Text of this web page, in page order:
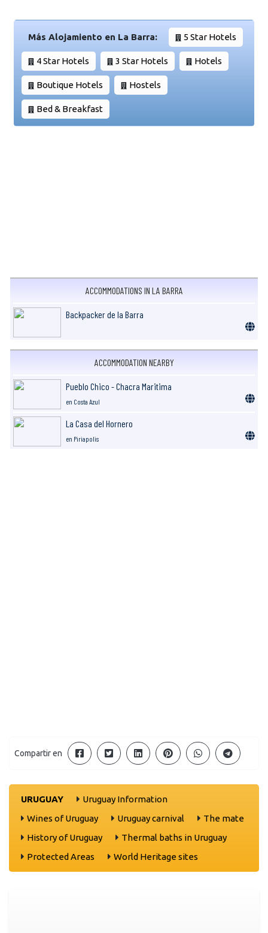
Más Alojamiento en La Barra: 5 Star Hotels
4 Star Hotels 3 Star Hotels Hotels
Boutique Hotels Hostels
Bed & Breakfast
ACCOMMODATIONS IN LA BARRA
Backpacker de la Barra
ACCOMMODATION NEARBY
Pueblo Chico - Chacra Maritima
en Costa Azul
La Casa del Hornero
en Piriapolis
Compartir en
URUGUAY
Uruguay Information
Wines of Uruguay
Uruguay carnival
The mate
History of Uruguay
Thermal baths in Uruguay
Protected Areas
World Heritage sites